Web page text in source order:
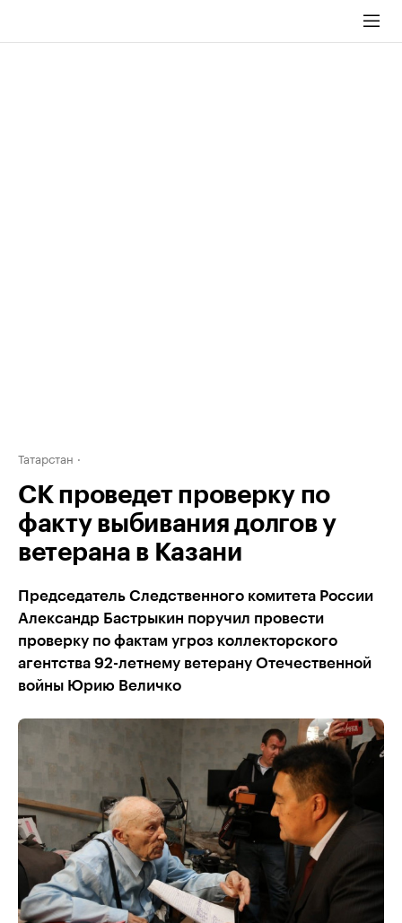
Татарстан
СК проведет проверку по
факту выбивания долгов у
ветерана в Казани
Председатель Следственного комитета России
Александр Бастрыкин поручил провести
проверку по фактам угроз коллекторского
агентства 92-летнему ветерану Отечественной
войны Юрию Величко